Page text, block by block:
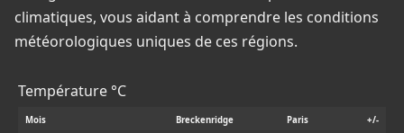
climatiques, vous aidant à comprendre les conditions
météorologiques uniques de ces régions.
Température °C
Mois Breckenridge Paris +/-